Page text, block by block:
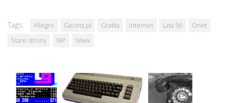
Tags: Allegro Gazeta.pl Gratka Internet Lata 90
Onet
Stare strony
WP Www